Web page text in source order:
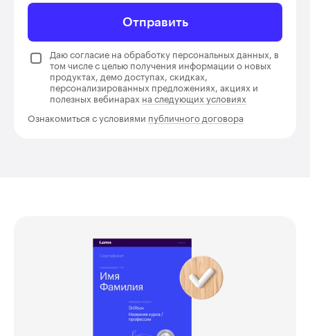
Отправить
Даю согласие на обработку персональных данных, в
том числе с целью получения информации о новых
продуктах, демо доступах, скидках,
персонализированных предложениях, акциях и
полезных вебинарах на следующих условиях
Ознакомиться с условиями публичного договора